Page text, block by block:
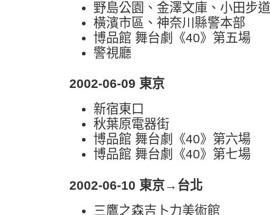
野島公園、金澤文庫、小田步
橫濱市區、神奈川縣警本部
博品館 舞台劇《40》第五場
警視廳
2002-06-09 東京
新宿東口
秋葉原電器街
博品館 舞台劇《40》第六場
博品館 舞台劇《40》第七場
2002-06-10 東京→台北
三鷹之森吉卜力美術館